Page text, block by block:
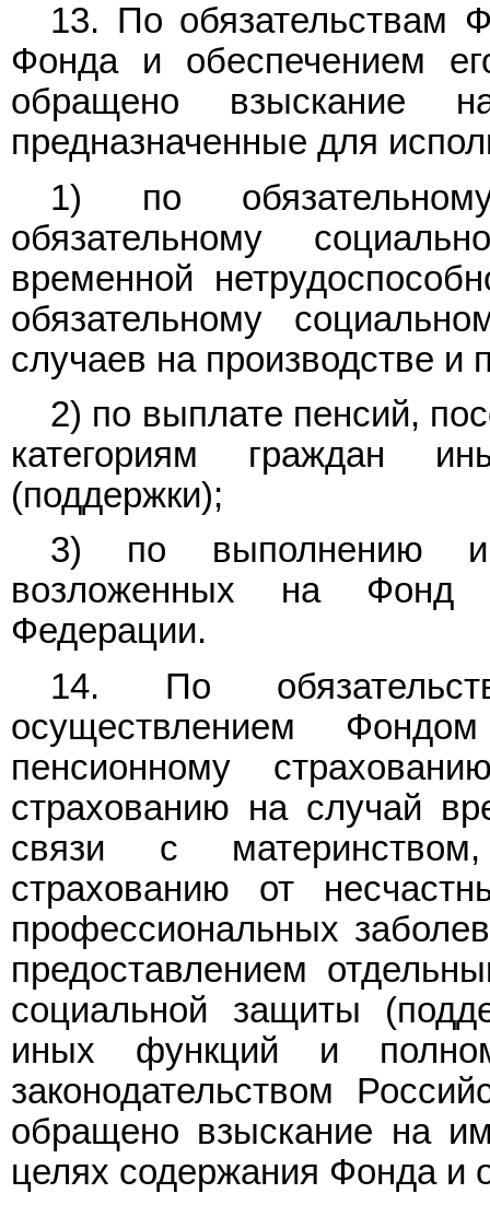
13. По обязательствам
Фонда и обеспечением
обращено взыскание
предназначенные для
1) по
обязательному
временной
обязательному
случаев на производстве
2) по выплате пенсий,
категориям граждан
(поддержки);
3) по выполнению
возложенных на Фонд
Федерации.
14. По
осуществлением
пенсионному
страхованию на случай
связи с материнством,
страхованию от
профессиональных
предоставлением
социальной защиты
иных функций и
законодательством
обращено взыскание на
целях содержания Фонда и